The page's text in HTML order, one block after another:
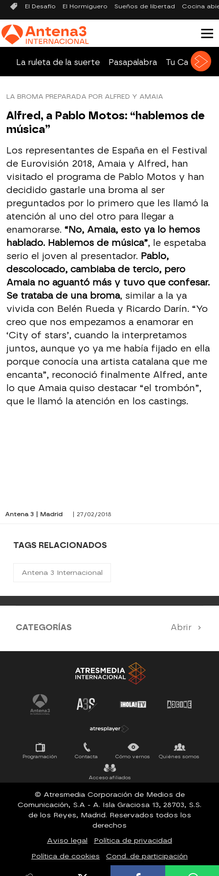
El Desafío El Hormiguero Sueños de libertad Cocina
La ruleta de la suerte Pasapalabra Tu Cara Me
LA BROMA PREPARADA POR ALFRED Y AMAIA
Alfred, a Pablo Motos: “hablemos de
música”
Los representantes de España en el Festival
de Eurovisión 2018, Amaia y Alfred, han
visitado el programa de Pablo Motos y han
decidido gastarle una broma al ser
preguntados por lo primero que les llamó la
atención al uno del otro para llegar a
enamorarse. “No, Amaia, esto ya lo hemos
hablado. Hablemos de música”, le espetaba
serio el joven al presentador. Pablo,
descolocado, cambiaba de tercio, pero
Amaia no aguantó más y tuvo que confesar.
Se trataba de una broma, similar a la ya
vivida con Belén Rueda y Ricardo Darín. “Yo
creo que nos empezamos a enamorar en
‘City of stars’, cuando la interpretamos
juntos, aunque yo ya me había fijado en ella
porque conocía una artista catalana que me
encanta”, reconoció finalmente Alfred, ante
lo que Amaia quiso destacar “el trombón”,
que le llamó la atención en los castings.
Antena 3 | Madrid | 27/02/2018
TAGS RELACIONADOS
Antena 3 Internacional
CATEGORÍAS Abrir
Antena 3 Noticias El Hormiguero
La Ruleta de la Suerte Tu cara me suena
Pasapalabra
Programación Contacta Cómo vernos Quiénes somos
Acceso afiliados
© Atresmedia Corporación de Medios de
Comunicación, S.A - A. Isla Graciosa 13, 28703, S.S.
de los Reyes, Madrid. Reservados todos los
derechos
Aviso legal
Política de privacidad
Política de cookies
Cond. de participación
Configuración de privacidad
Accesibilidad